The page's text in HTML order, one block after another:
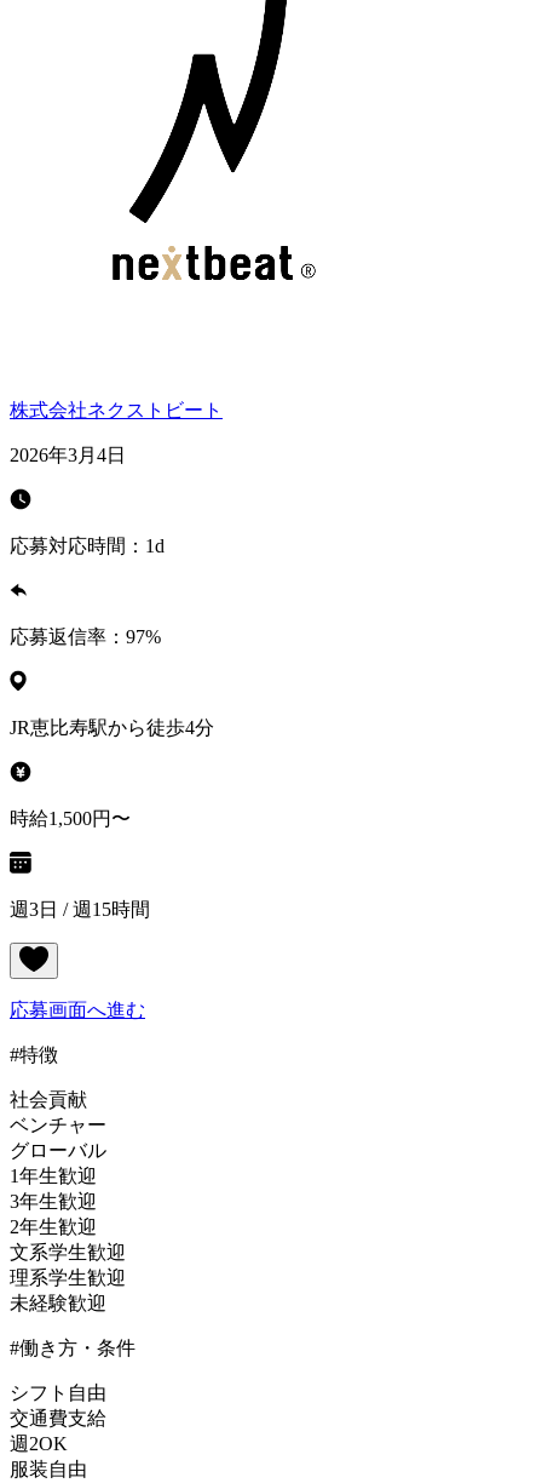
株式会社ネクストビート
2026年3月4日
応募対応時間： 1d
応募返信率： 97%
JR恵比寿駅から徒歩4分
時給1,500円〜
週3日 / 週15時間
応募画面へ進む
#特徴
社会貢献
ベンチャー
グローバル
1年生歓迎
3年生歓迎
2年生歓迎
文系学生歓迎
理系学生歓迎
未経験歓迎
#働き方・条件
シフト自由
交通費支給
週2OK
服装自由